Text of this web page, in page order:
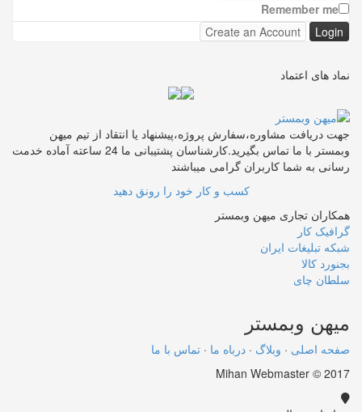
Remember me
نماد های اعتماد
جهت دریافت مشاوره،سفارش پروژه،پیشنهاد یا انتقاد از تیم میهن
وبمستر با ما تماس بگیرید.کارشناسان پشتیبانی ما 24 ساعته آماده خدمت
رسانی به شما کاربران گرامی میباشند
کسب و کار خود را رونق دهید
همکاران تجاری میهن وبمستر
گرافیک کار
شبکه تبلیغات ایران
بجنورد کالا
سلطان چای
میهن وبمستر
صفحه اصلی · وبلاگ · درباه ما · تماس با ما
Mihan Webmaster © 2017